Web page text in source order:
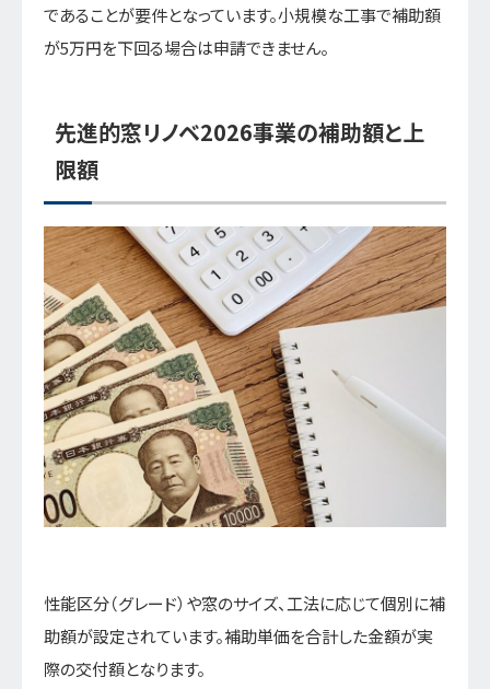
であることが要件となっています。小規模な工事で補助額
が5万円を下回る場合は申請できません。
先進的窓リノベ2026事業の補助額と上
限額
性能区分（グレード）や窓のサイズ、工法に応じて個別に補
助額が設定されています。補助単価を合計した金額が実
際の交付額となります。